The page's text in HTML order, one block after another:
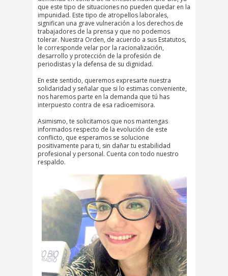
o
HH
te
#Importante #Noticias
#Asamblea
#Colegiodeperiodistas
#InformarNoEs
Delito
#LibertadDePr
ensa
#MediosNoSexi
stas
#Mega
#Megame
dia
#noticia
s
#Noticias #Asamblea
#Colegiodeperiodistas
#PrensaProte
mayo
11 de
septiembre
18 de
octubre
1DEMAY
O
8demarz
o
aborto
Abraham
Abrazo
abuso
que este tipo de situaciones no pueden quedar en la
impunidad. Este tipo de atropellos laborales,
significan una grave vulneración a los derechos de
trabajadores de la prensa y que no podemos
tolerar. Nuestra Orden, de acuerdo a sus Estatutos,
le corresponde velar por la racionalización,
desarrollo y protección de la profesión de
periodistas y la defensa de su dignidad.
En este sentido, queremos expresarte nuestra
solidaridad y señalar que si lo estimas conveniente,
nos haremos parte en la demanda que tú has
interpuesto contra de esa radioemisora.
Asimismo, te solicitamos que nos mantengas
informados respecto de la evolución de este
conflicto, que esperamos se solucione
positivamente para ti, sin dañar tu estabilidad
profesional y personal. Cuenta con todo nuestro
respaldo.